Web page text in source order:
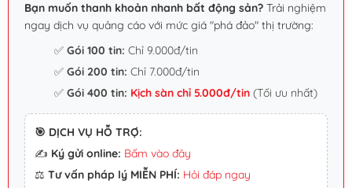
Bạn muốn thanh khoản nhanh bất động sản? Trải nghiệm
ngay dịch vụ quảng cáo với mức giá "phá đảo" thị trường:
✅Gói 100 tin: Chỉ 9.000đ/tin
✅Gói 200 tin: Chỉ 7.000đ/tin
✅Gói 400 tin: Kịch sàn chỉ 5.000đ/tin (Tối ưu nhất)
🎯 DỊCH VỤ HỖ TRỢ:
✍️ Ký gửi online: Bấm vào đây
⚖️ Tư vấn pháp lý MIỄN PHÍ: Hỏi đáp ngay